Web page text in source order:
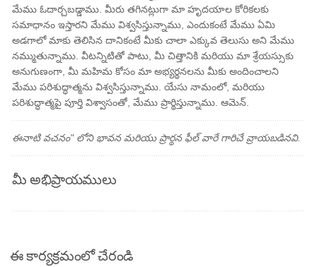
మేము ఓదార్చబడ్డాము. మీరు తగినట్లుగా మా హృదయాల కోరికలకు
సమాధానం ఇస్తారని మేము విశ్వసిస్తున్నాము, ఎందుకంటే మేము ఏమి
అడగాలో మాకు తెలిసిన దానికంటే మీకు చాలా ఎక్కువ తెలుసు అని మేము
నమ్ముతున్నాము. వీటన్నిటితో పాటు, మీ చిత్తానికి మరియు మా శ్రేయస్సుకు
అనుగుణంగా, మీ మహిమ కోసం మా అభ్యర్థనలను మీకు అందించాలని
మేము పరిశుద్ధాత్మను విశ్వసిస్తున్నాము. యేసు నామంలో, మరియు
పరిశుద్ధాత్మపై పూర్తి విశ్వాసంతో, మేము ప్రార్థిస్తున్నాము. ఆమెన్.
ఈనాటి వచనం" లోని భావన మరియు ప్రార్థన ఫీల్ వారే గారిచే వ్రాయబడినవి.
మీ అభిప్రాయములు
ఈ కార్యక్రమంలో చేరండి